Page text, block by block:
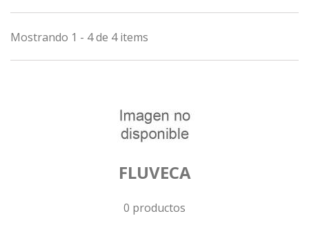
Mostrando 1 - 4 de 4 items
FLUVECA
0 productos